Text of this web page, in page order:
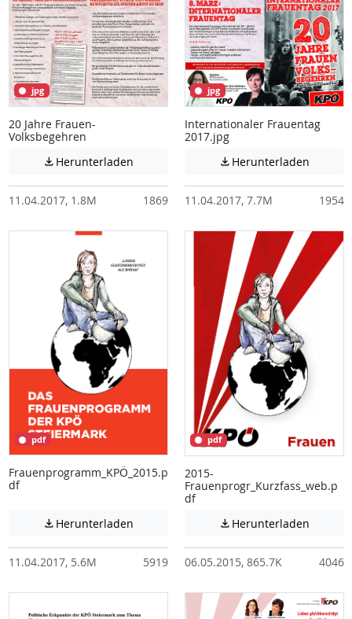
jpg
20 Jahre Frauen-
Volksbegehren
 Herunterladen Achtung: Diese Datei enthält unter
11.04.2017, 1.8M 1869
jpg
Internationaler Frauentag
2017.jpg
 Herunterladen
11.04.2017, 7.7M 1954
pdf
Frauenprogramm_KPÖ_2015.p
df
 Herunterladen Achtung: Diese Datei enthält unter
11.04.2017, 5.6M 5919
pdf
2015-
Frauenprogr_Kurzfass_web.p
df
 Herunterladen
06.05.2015, 865.7K 4046